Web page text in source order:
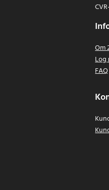
Om
Log
FAQ